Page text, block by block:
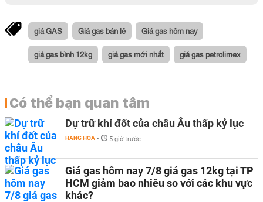
giá GAS Giá gas bán lẻ Giá gas hôm nay
giá gas bình 12kg giá gas mới nhất giá gas petrolimex
Có thể bạn quan tâm
Dự trữ khí đốt của châu Âu thấp kỷ lục
HÀNG HÓA - 5 giờ trước
Giá gas hôm nay 7/8 giá gas 12kg tại TP
HCM giảm bao nhiêu so với các khu vực
khác?